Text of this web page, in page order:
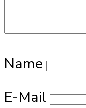
Name
E-Mail